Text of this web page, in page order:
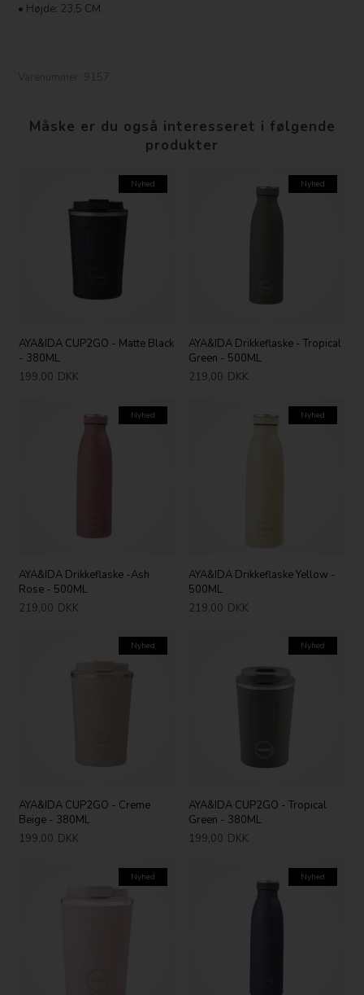
• Højde: 23,5 CM
Måske er du også interesseret i følgende
produkter
Nyhed
AYA&IDA CUP2GO - Matte Black
- 380ML
199,00 DKK
Nyhed
AYA&IDA Drikkeflaske - Tropical
Green - 500ML
219,00 DKK
Nyhed
AYA&IDA Drikkeflaske -Ash
Rose - 500ML
219,00 DKK
Nyhed
AYA&IDA Drikkeflaske Yellow -
500ML
219,00 DKK
Nyhed
AYA&IDA CUP2GO - Creme
Beige - 380ML
199,00 DKK
Nyhed
AYA&IDA CUP2GO - Tropical
Green - 380ML
199,00 DKK
Nyhed Nyhed